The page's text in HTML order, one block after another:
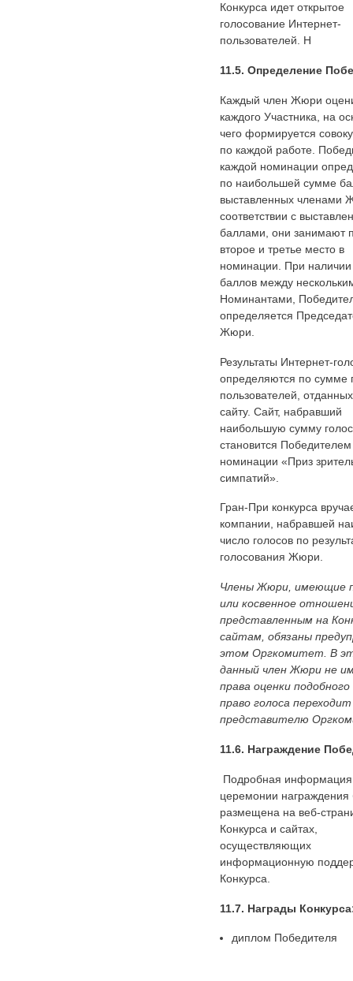
Конкурса идет открытое
голосование Интернет-
пользователей. Н
11.5. Определение
Каждый член Жюри
каждого Участника, на
чего формируется
по каждой работе.
каждой номинации
по наибольшей сумме
выставленных членами
соответствии с
баллами, они занимают
второе и третье место в
номинации. При
баллов между
Номинантами,
определяется
Жюри.
Результаты Интернет-
определяются по сумме
пользователей,
сайту. Сайт, набравший
наибольшую сумму
становится Победителем
номинации «Приз
симпатий».
Гран-При конкурса
компании, набравшей
число голосов по
голосования Жюри.
Члены Жюри, имеющие
или косвенное
представленным на
сайтам, обязаны
этом Оргкомитет. В
данный член Жюри не
права оценки
право голоса переходит
представителю
11.6. Награждение
Подробная
церемонии награждения
размещена на веб-
Конкурса и сайтах,
осуществляющих
информационную
Конкурса.
11.7. Награды
диплом Победителя